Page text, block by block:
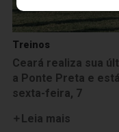
Treinos
Ceará realiza sua
a Ponte Preta e
sexta-feira, 7
Leia mais